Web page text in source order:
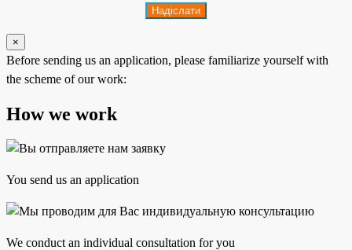
×
Before sending us an application, please familiarize yourself with
the scheme of our work:
How we work
You send us an application
We conduct an individual consultation for you